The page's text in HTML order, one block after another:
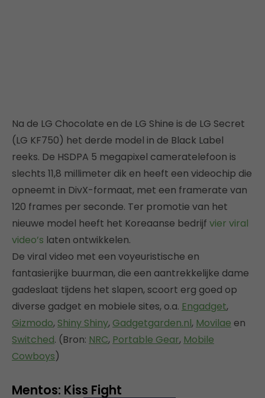
Na de LG Chocolate en de LG Shine is de LG Secret
(LG KF750) het derde model in de Black Label
reeks. De HSDPA 5 megapixel cameratelefoon is
slechts 11,8 millimeter dik en heeft een videochip die
opneemt in DivX-formaat, met een framerate van
120 frames per seconde. Ter promotie van het
nieuwe model heeft het Koreaanse bedrijf vier viral
video’s laten ontwikkelen.
De viral video met een voyeuristische en
fantasierijke buurman, die een aantrekkelijke dame
gadeslaat tijdens het slapen, scoort erg goed op
diverse gadget en mobiele sites, o.a. Engadget,
Gizmodo, Shiny Shiny, Gadgetgarden.nl, Movilae en
Switched. (Bron: NRC, Portable Gear, Mobile
Cowboys)
Mentos: Kiss Fight